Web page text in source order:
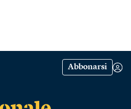
Abbonarsi